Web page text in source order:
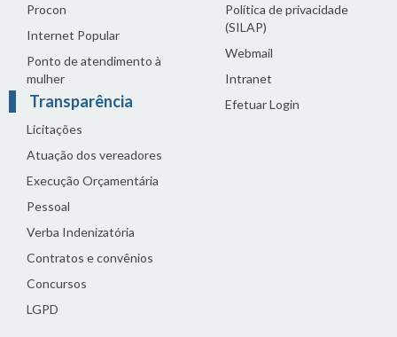
Procon
Internet Popular
Ponto de atendimento à
mulher
Transparência
Licitações
Atuação dos vereadores
Execução Orçamentária
Pessoal
Verba Indenizatória
Contratos e convênios
Concursos
LGPD
Política de privacidade
(SILAP)
Webmail
Intranet
Efetuar Login